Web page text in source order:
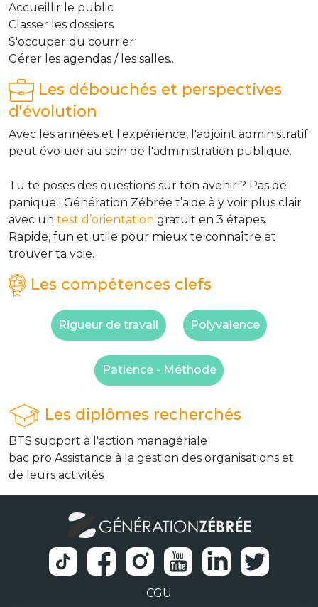
Accueillir le public
Classer les dossiers
S'occuper du courrier
Gérer les agendas / les salles...
Les débouchés et perspectives
d'évolution
Avec les années et l'expérience, l'adjoint administratif
peut évoluer au sein de l'administration publique.
Tu te poses des questions sur ton avenir ? Pas de
panique ! Génération Zébrée t’aide à y voir plus clair
avec un test d’orientation gratuit en 3 étapes.
Rapide, fun et utile pour mieux te connaître et
trouver ta voie.
Les compétences clefs
Rigueur de travail Polyvalence
Patience - Méthode
Les diplômes recherchés
BTS support à l'action managériale
bac pro Assistance à la gestion des organisations et
de leurs activités
CGU